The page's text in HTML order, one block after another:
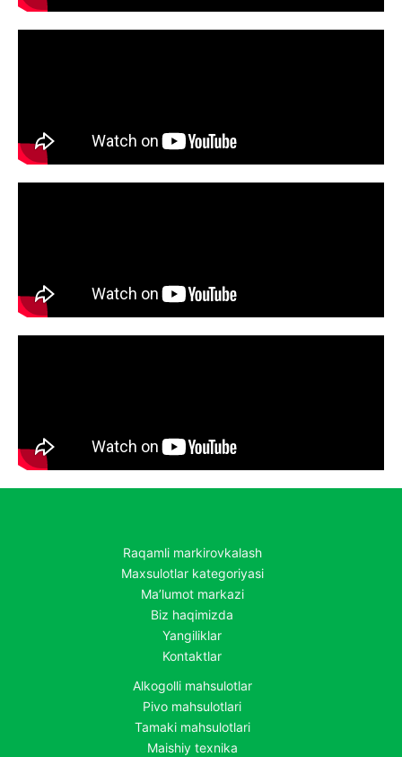
Raqamli markirovkalash
Maxsulotlar kategoriyasi
Ma’lumot markazi
Biz haqimizda
Yangiliklar
Kontaktlar
Alkogolli mahsulotlar
Pivo mahsulotlari
Tamaki mahsulotlari
Maishiy texnika